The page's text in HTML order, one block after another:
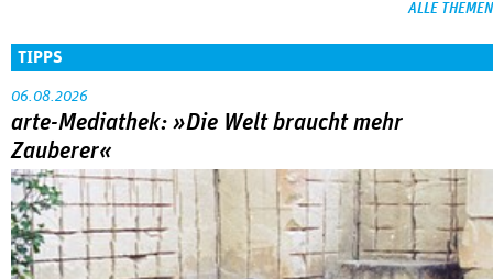
ALLE THEMEN
TIPPS
06.08.2026
arte-Mediathek: »Die Welt braucht mehr
Zauberer«